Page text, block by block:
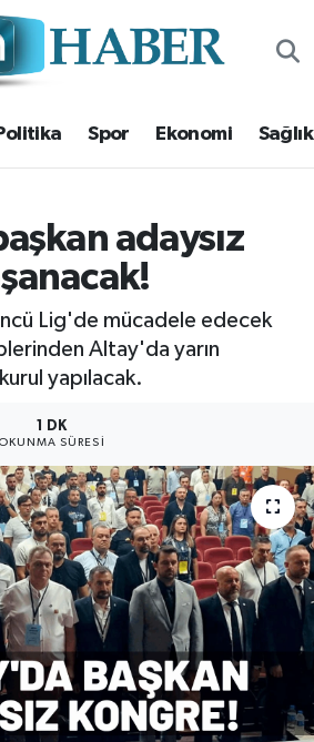
Politika Spor Ekonomi Sağlık
adaysız
Lig'de mücadele edecek
Altay'da yarın
yapılacak.
1 DK
OKUNMA SÜRESI
Durumu ve Fikstür